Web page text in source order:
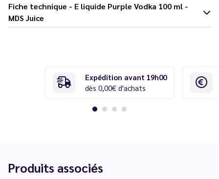
Fiche technique - E liquide Purple Vodka 100 ml -
MDS Juice
Expédition avant 19h00
dès 0,00€ d'achats
Produits associés